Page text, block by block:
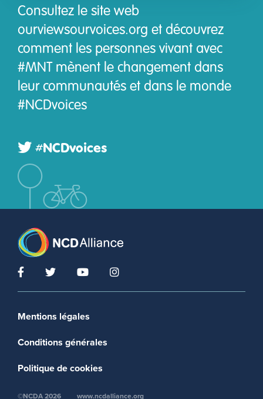
Consultez le site web
ourviewsourvoices.org et découvrez
comment les personnes vivant avec
#MNT mènent le changement dans
leur communautés et dans le monde
#NCDvoices
#NCDvoices
Footer menu
Mentions légales
Conditions générales
Politique de cookies
©NCDA 2026 www.ncdalliance.org